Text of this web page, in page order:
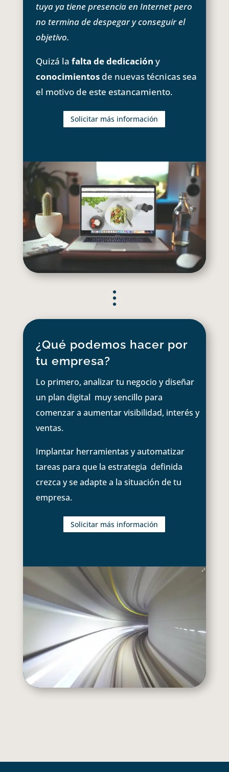
tuya ya tiene presencia en Internet pero
no termina de despegar y conseguir el
objetivo.
Quizá la falta de dedicación y
conocimientosde nuevas técnicas sea
el motivo de este estancamiento.
Solicitar más información
¿Qué podemos hacer por
tu empresa?
Lo primero, analizar tu negocio y diseñar
un plan digital muy sencillo para
comenzar a aumentar visibilidad, interés y
ventas.
Implantar herramientas y automatizar
tareas para que la estrategia definida
crezca y se adapte a la situación de tu
empresa.
Solicitar más información